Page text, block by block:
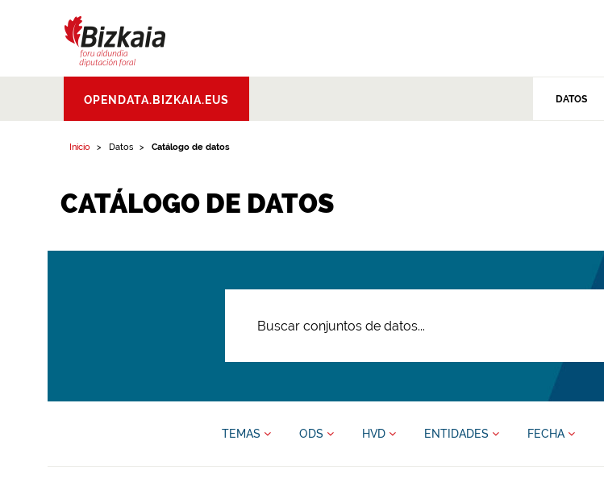
Aldundia.Diputacion
Foral de Bizkaia
OPENDATA.BIZKAIA.EUS DATOS
Inicio Datos Catálogo de datos
CATÁLOGO DE DATOS
TEMAS ODS HVD ENTIDADES FECHA